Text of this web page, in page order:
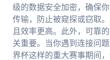
级的数据安全加密，确保
传输，防止被窥探或窃取
且效率更高。此外，可靠
关重要。当你遇到连接问
界杯这样的重大赛事期间